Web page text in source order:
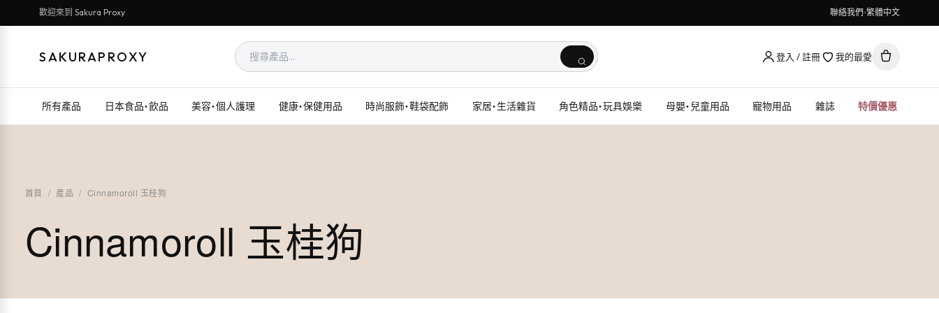
歡迎來到 Sakura Proxy 聯絡我們 繁體中文
SAKURAPROXY 登入 / 註冊 我的最愛
所有產品 日本食品・飲品 美容・個人護理 健康・保健用品 時尚服飾・鞋袋配飾 家居・生活雜貨 角色精品・玩具娛樂 母嬰・兒童用品 寵物用品 雜誌 特價優惠
首頁 / 產品 / Cinnamoroll 玉桂狗
Cinnamoroll 玉桂狗